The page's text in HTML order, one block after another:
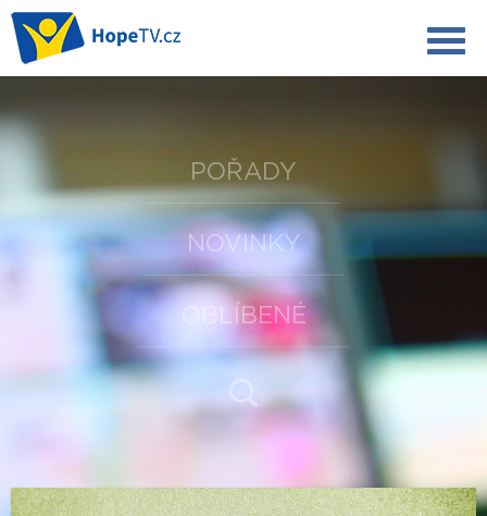
POŘADY
NOVINKY
OBLÍBENÉ